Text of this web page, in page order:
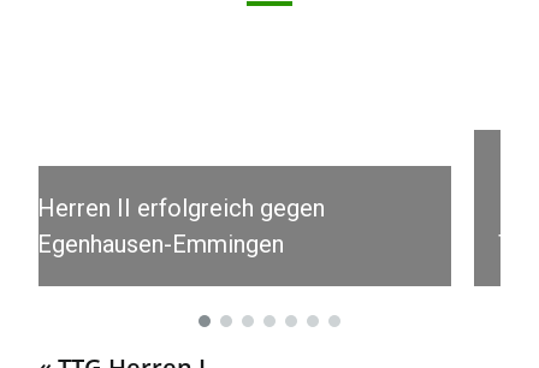
Knappe Auswärtsniederlage für
Herren II – TTG verliert gegen den
TSV Wildbad